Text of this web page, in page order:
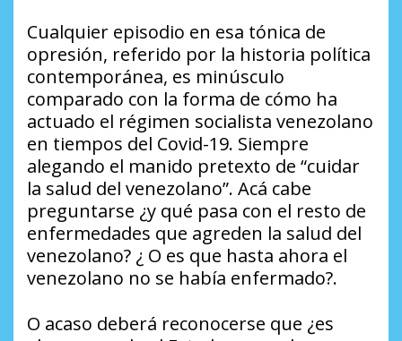
Cualquier episodio en esa tónica de
opresión, referido por la historia política
contemporánea, es minúsculo
comparado con la forma de cómo ha
actuado el régimen socialista venezolano
en tiempos del Covid-19. Siempre
alegando el manido pretexto de “cuidar
la salud del venezolano”. Acá cabe
preguntarse ¿y qué pasa con el resto de
enfermedades que agreden la salud del
venezolano? ¿ O es que hasta ahora el
venezolano no se había enfermado?.
O acaso deberá reconocerse que ¿es